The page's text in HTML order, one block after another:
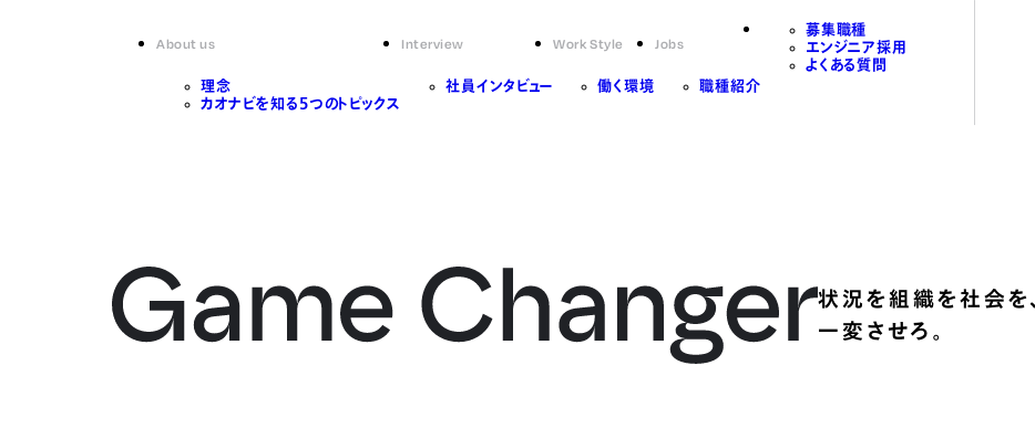
About us
理念
カオナビを知る5つのトピックス
Interview
社員インタビュー
Work Style
働く環境
Jobs
職種紹介
募集職種
エンジニア採用
よくある質問
状況を組織を社会を、
一変させろ。